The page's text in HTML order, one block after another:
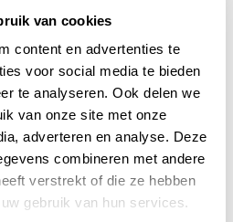
van cookies
content en advertenties te
voor social media te bieden
te analyseren. Ook delen we
van onze site met onze
adverteren en analyse. Deze
combineren met andere
verstrekt of die ze hebben
gebruik van hun services.
Kopen